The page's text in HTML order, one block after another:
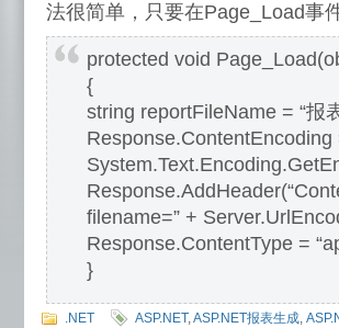
法很简单，只要在Page_Load事
protected void
{
string reportFileName = “报
Response.ContentEncoding
filename=” +
Response.ContentType =
}
.NET ASP.NET,ASP.NET报表生成,